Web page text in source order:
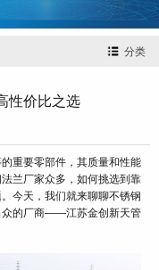
分类
性价比之选
重要零部件，其质量和性能
兰厂家众多，如何挑选到靠
今天，我们就来聊聊不锈钢
众的厂商——江苏金创新天管